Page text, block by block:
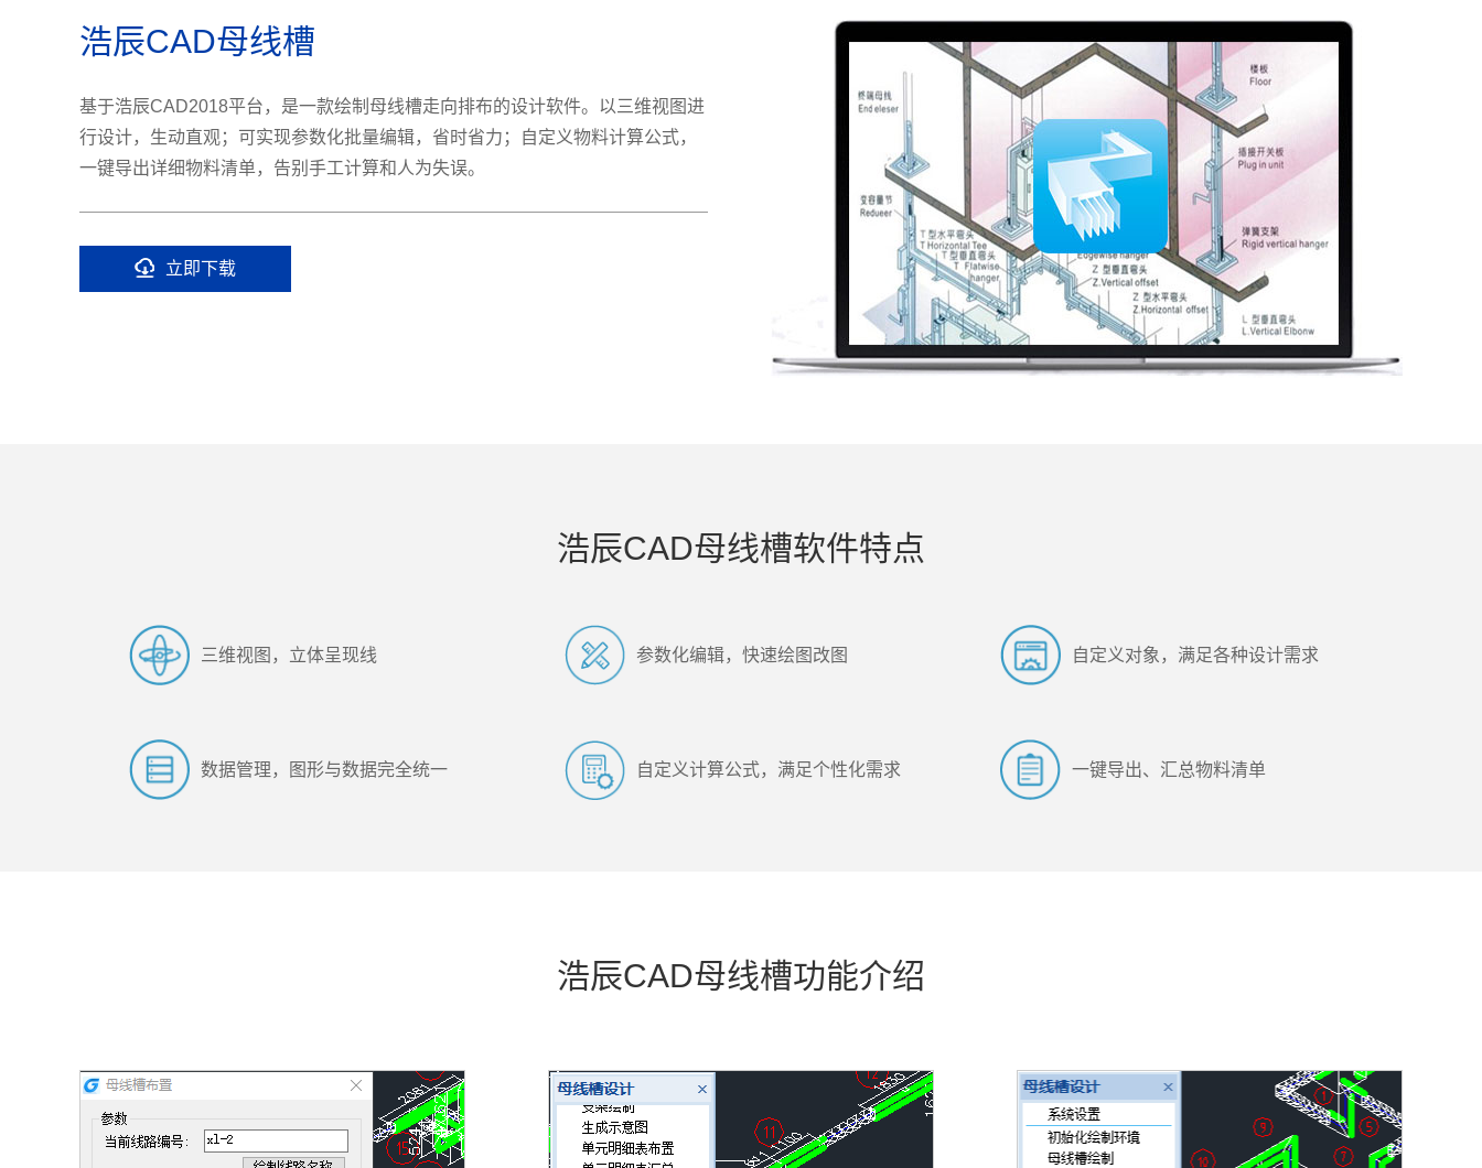
浩辰CAD母线槽
基于浩辰CAD2018平台，是一款绘制母线槽走向排布的设计软件。以三维视图进
行设计，生动直观；可实现参数化批量编辑，省时省力；自定义物料计算公式，
一键导出详细物料清单，告别手工计算和人为失误。
立即下载
浩辰CAD母线槽软件特点
三维视图，立体呈现线 参数化编辑，快速绘图改图 自定义对象，满足各种设计需求
数据管理，图形与数据完全统一 自定义计算公式，满足个性化需求 一键导出、汇总物料清单
浩辰CAD母线槽功能介绍